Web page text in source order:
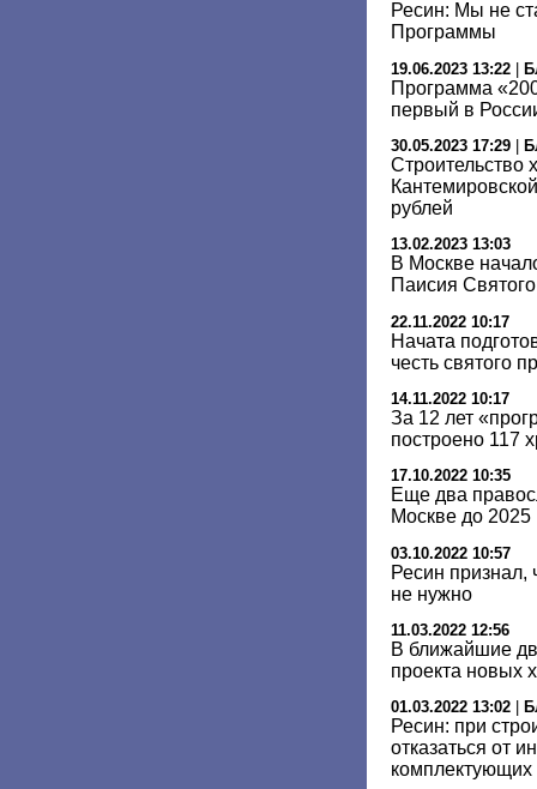
Ресин: Мы не
Программы
19.06.2023 13:22
Программа
первый в
30.05.2023 17:29
Строительство
рублей
13.02.2023 13:03
В Москве
Паисия
22.11.2022 10:17
Начата
честь святого
14.11.2022 10:17
За 12 лет
построено 117
17.10.2022 10:35
Еще два
Москве до 2025
03.10.2022 10:57
Ресин признал,
не нужно
11.03.2022 12:56
В ближайшие
проекта новых
01.03.2022 13:02
Ресин: при
отказаться от
комплектующих